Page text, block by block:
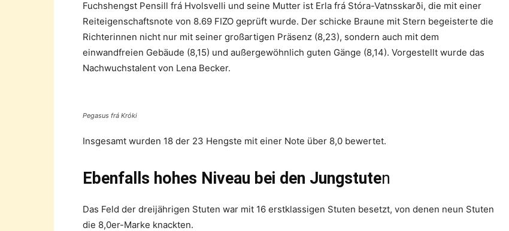
Fuchshengst Pensill frá Hvolsvelli und seine Mutter ist Erla frá Stóra-Vatnsskarði, die mit einer
Reiteigenschaftsnote von 8.69 FIZO geprüft wurde. Der schicke Braune mit Stern begeisterte die
Richterinnen nicht nur mit seiner großartigen Präsenz (8,23), sondern auch mit dem
einwandfreien Gebäude (8,15) und außergewöhnlich guten Gänge (8,14). Vorgestellt wurde das
Nachwuchstalent von Lena Becker.
Pegasus frá Króki
Insgesamt wurden 18 der 23 Hengste mit einer Note über 8,0 bewertet.
Ebenfalls hohes Niveau bei den Jungstuten
Das Feld der dreijährigen Stuten war mit 16 erstklassigen Stuten besetzt, von denen neun Stuten
die 8,0er-Marke knackten.